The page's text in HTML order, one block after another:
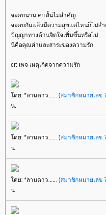
จะคบนาน คบสั้นไม่สำคัญ
จะคบกันแล้วมีความสุขแค่ไหนก็ไม่ส
ปัญญาทางด้านจิตใจเพิ่มขึ้นหรือไม่
นี่คือคุณค่าและสาระของความรัก
cr: เพจ เหตุเกิดจากความรัก
ดย: *ลานดาว...... (สมาชิกหมายเลข
น.
ดย: *ลานดาว...... (สมาชิกหมายเลข
น.
ดย: *ลานดาว...... (สมาชิกหมายเลข
น.